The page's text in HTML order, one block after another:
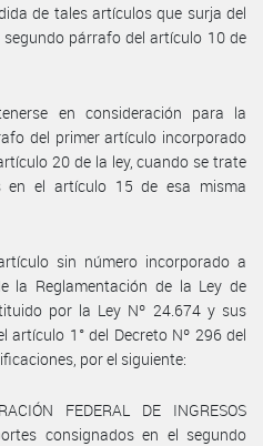
de tales artículos que surja del
párrafo del artículo 10 de
en consideración para la
del primer artículo incorporado
20 de la ley, cuando se trate
en el artículo 15 de esa misma
sin número incorporado a
la Reglamentación de la Ley de
por la Ley Nº 24.674 y sus
artículo 1° del Decreto Nº 296 del
por el siguiente:
FEDERAL DE INGRESOS
consignados en el segundo